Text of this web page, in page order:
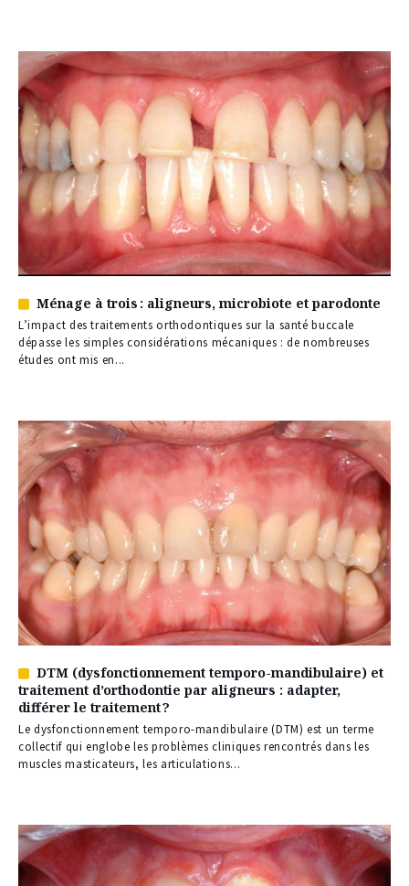
Article
réservé
à
nos
Ménage à trois : aligneurs, microbiote et parodonte
L’impact des traitements orthodontiques sur la santé buccale
dépasse les simples considérations mécaniques : de nombreuses
études ont mis en...
Article
réservé
à
nos
abonnés
DTM (dysfonctionnement temporo-mandibulaire) et
traitement d’orthodontie par aligneurs : adapter,
différer le traitement ?
Le dysfonctionnement temporo-mandibulaire (DTM) est un terme
collectif qui englobe les problèmes cliniques rencontrés dans les
muscles masticateurs, les articulations...